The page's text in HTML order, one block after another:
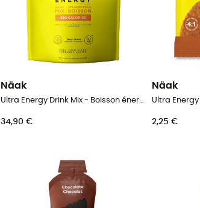
Näak
Ultra Energy Drink Mix - Boisson énergétique
34,90 €
Näak
2,25 €